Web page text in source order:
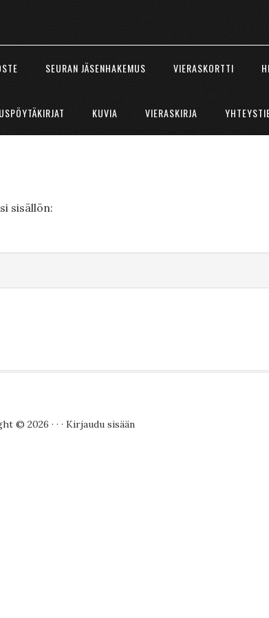
SEURAN JÄSENHAKEMUS VIERASKORTTI
KUVIA VIERASKIRJA
sisällön:
© 2026 · · · Kirjaudu sisään